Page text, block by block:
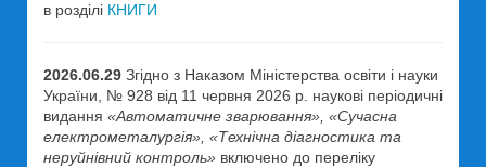
в розділі КНИГИ
2026.06.29 Згідно з Наказом Міністерства освіти і науки
України, № 928 від 11 червня 2026 р. наукові періодичні
видання «Автоматичне зварювання», «Сучасна
електрометалургія», «Технічна діагностика та
неруйнівний контроль» включено до переліку